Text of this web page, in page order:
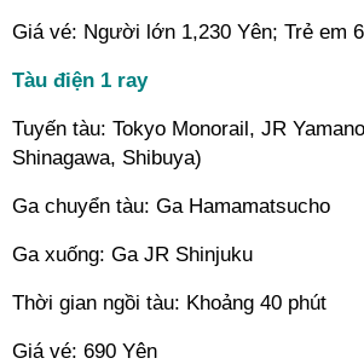
Giá vé: Người lớn 1,230 Yên; Trẻ em
Tàu điện 1 ray
Tuyến tàu: Tokyo Monorail, JR
Shinagawa, Shibuya)
Ga chuyển tàu: Ga Hamamatsucho
Ga xuống: Ga JR Shinjuku
Thời gian ngồi tàu: Khoảng 40 phút
Giá vé: 690 Yên